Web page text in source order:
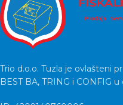
Trio d.o.o. Tuzla je ovlašteni
BEST BA, TRING i CONFIG u